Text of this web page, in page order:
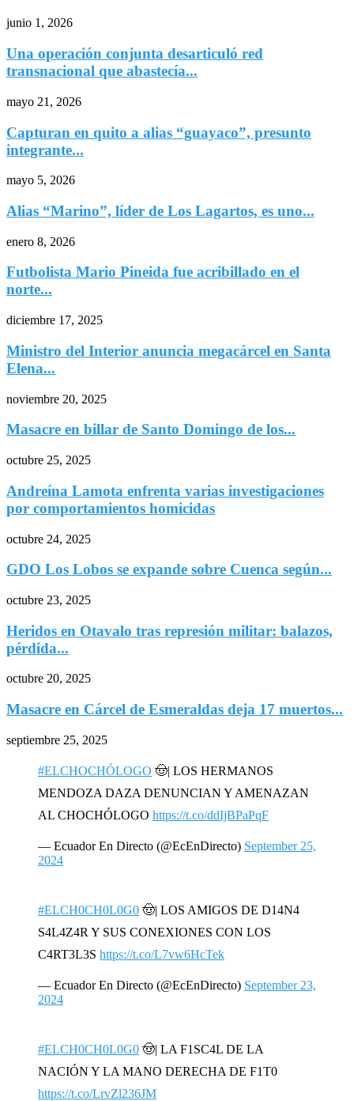
junio 1, 2026
Una operación conjunta desarticuló red
transnacional que abastecía...
mayo 21, 2026
Capturan en quito a alias “guayaco”, presunto
integrante...
mayo 5, 2026
Alias “Marino”, líder de Los Lagartos, es uno...
enero 8, 2026
Futbolista Mario Pineida fue acribillado en el
norte...
diciembre 17, 2025
Ministro del Interior anuncia megacárcel en Santa
Elena...
noviembre 20, 2025
Masacre en billar de Santo Domingo de los...
octubre 25, 2025
Andreína Lamota enfrenta varias investigaciones
por comportamientos homicidas
octubre 24, 2025
GDO Los Lobos se expande sobre Cuenca según...
octubre 23, 2025
Heridos en Otavalo tras represión militar: balazos,
pérdida...
octubre 20, 2025
Masacre en Cárcel de Esmeraldas deja 17 muertos...
septiembre 25, 2025
#ELCHOCHÓLOGO 🤠| LOS HERMANOS
MENDOZA DAZA DENUNCIAN Y AMENAZAN
AL CHOCHÓLOGO https://t.co/ddIjBPaPqF
— Ecuador En Directo (@EcEnDirecto) September 25,
2024
#ELCH0CH0L0G0 🤠| LOS AMIGOS DE D14N4
S4L4Z4R Y SUS CONEXIONES CON LOS
C4RT3L3S https://t.co/L7vw6HcTek
— Ecuador En Directo (@EcEnDirecto) September 23,
2024
#ELCH0CH0L0G0 🤠| LA F1SC4L DE LA
NACIÓN Y LA MANO DERECHA DE F1T0
https://t.co/LrvZl236JM